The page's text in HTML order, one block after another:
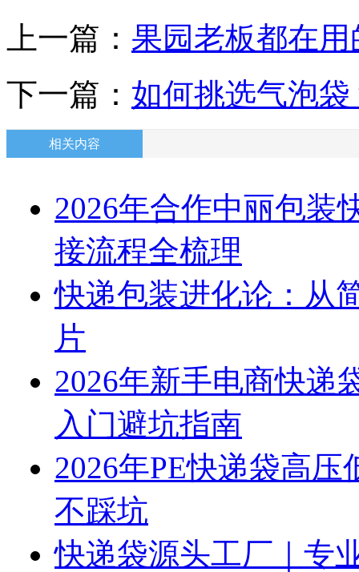
上一篇： 果园老板都在
下一篇： 如何挑选气泡袋
相关内容
2026年合作中丽包装
接流程全梳理
快递包装进化论：从
片
2026年新手电商快递
入门避坑指南
2026年PE快递袋高
不踩坑
快递袋源头工厂｜专